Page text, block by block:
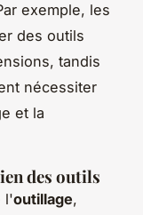
exemple, les
des outils
tandis
nécessiter
et la
des outils
l'outillage,